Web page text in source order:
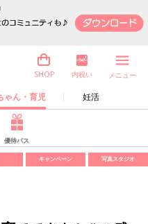
ゃん・育児 妊活
SHOP 内祝い メニュー
優待パス
キャンペーン 写真スタジオ